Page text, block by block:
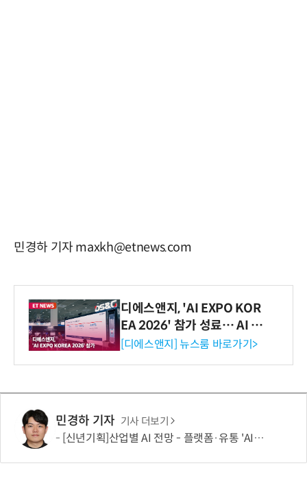
민경하 기자 maxkh@etnews.com
디에스앤지, 'AI EXPO KOR
EA 2026' 참가 성료… AI 전
생애주기 아우르는 통합 솔루
[디에스앤지] 뉴스룸 바로가기>
민경하 기자 기사 더보기
[신년기획]산업별 AI 전망 - 플랫폼·유통 'AI 에이전트 시대' 개막